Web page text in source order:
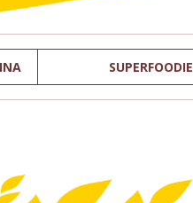
SUPERFOODIE